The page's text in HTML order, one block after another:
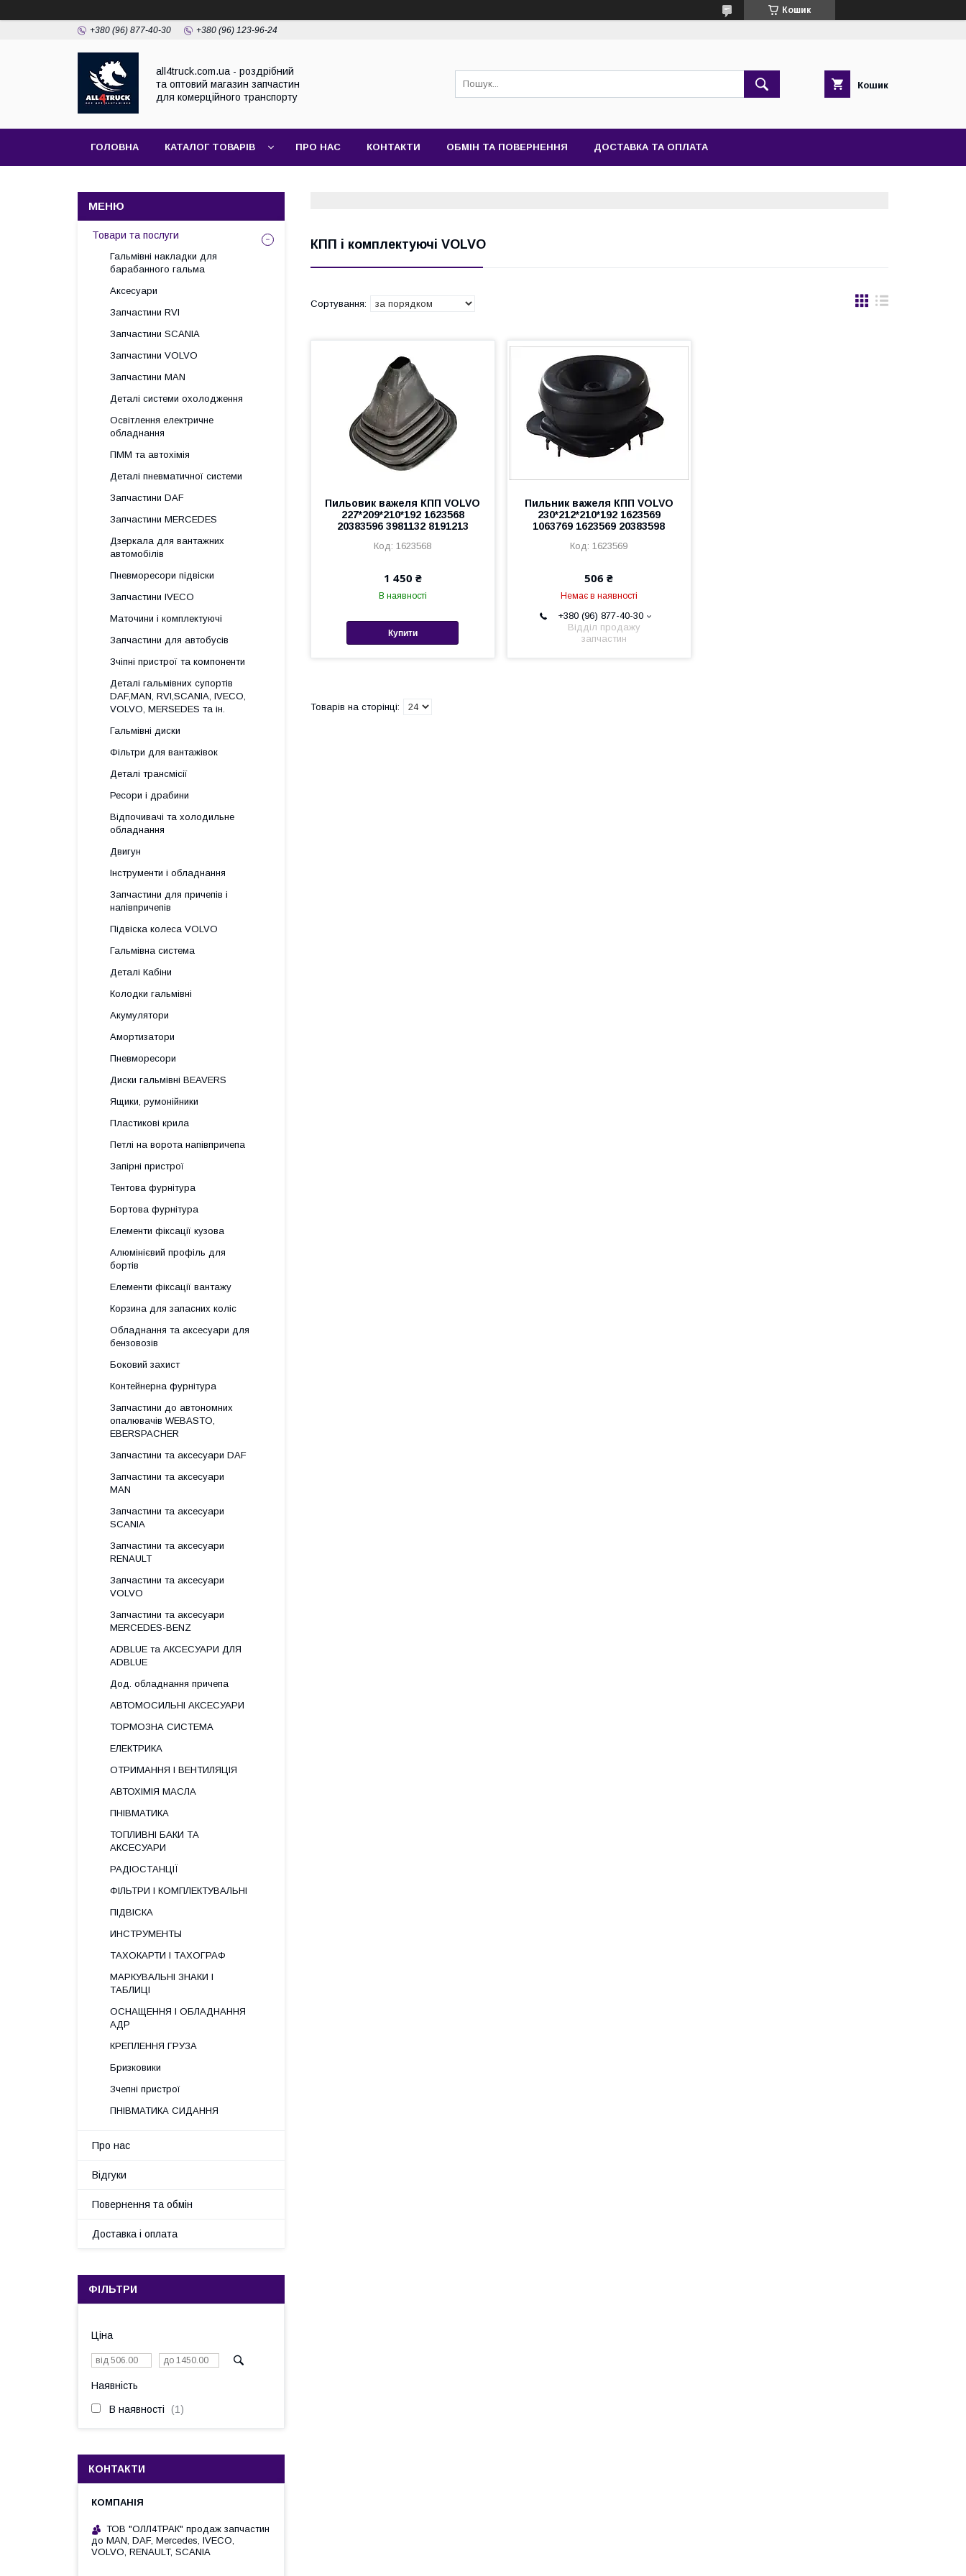
Кошик
+380 (96) 877-40-30 +380 (96) 123-96-24
all4truck.com.ua - роздрібний
та оптовий магазин запчастин
для комерційного транспорту
Кошик
ГОЛОВНА КАТАЛОГ ТОВАРІВ ПРО НАС КОНТАКТИ ОБМІН ТА ПОВЕРНЕННЯ ДОСТАВКА ТА ОПЛАТА
КПП і комплектуючі VOLVO
Пильовик важеля КПП VOLVO
227*209*210*192 1623568
20383596 3981132 8191213
1623568
1 450 ₴
В наявності
Купити
Пильник важеля КПП VOLVO
230*212*210*192 1623569
1063769 1623569 20383598
1623569
506 ₴
Немає в наявності
+380 (96) 877-40-30
Відділ продажу
запчастин
Товари та послуги
Гальмівні накладки для
барабанного гальма
Аксесуари
Запчастини RVI
Запчастини SCANIA
Запчастини VOLVO
Запчастини MAN
Деталі системи охолодження
Освітлення електричне
обладнання
ПММ та автохімія
Деталі пневматичної системи
Запчастини DAF
Запчастини MERCEDES
Дзеркала для вантажних
автомобілів
Пневморесори підвіски
Запчастини IVECO
Маточини і комплектуючі
Запчастини для автобусів
Зчіпні пристрої та компоненти
Деталі гальмівних супортів
DAF,MAN, RVI,SCANIA, IVECO,
VOLVO, MERSEDES та ін.
Гальмівні диски
Фільтри для вантажівок
Деталі трансмісії
Ресори і драбини
Відпочивачі та холодильне
обладнання
Двигун
Інструменти і обладнання
Запчастини для причепів і
напівпричепів
Підвіска колеса VOLVO
Гальмівна система
Деталі Кабіни
Колодки гальмівні
Акумулятори
Амортизатори
Пневморесори
Диски гальмівні BEAVERS
Ящики, румонійники
Пластикові крила
Петлі на ворота напівпричепа
Запірні пристрої
Тентова фурнітура
Бортова фурнітура
Елементи фіксації кузова
Алюмінієвий профіль для
бортів
Елементи фіксації вантажу
Корзина для запасних коліс
Обладнання та аксесуари для
бензовозів
Боковий захист
Контейнерна фурнітура
Запчастини до автономних
опалювачів WEBASTO,
EBERSPACHER
Запчастини та аксесуари DAF
Запчастини та аксесуари
MAN
Запчастини та аксесуари
SCANIA
Запчастини та аксесуари
RENAULT
Запчастини та аксесуари
VOLVO
Запчастини та аксесуари
MERCEDES-BENZ
ADBLUE та АКСЕСУАРИ ДЛЯ
ADBLUE
Дод. обладнання причепа
АВТОМОСИЛЬНІ АКСЕСУАРИ
ТОРМОЗНА СИСТЕМА
ЕЛЕКТРИКА
ОТРИМАННЯ І ВЕНТИЛЯЦІЯ
АВТОХІМІЯ МАСЛА
ПНІВМАТИКА
ТОПЛИВНІ БАКИ ТА
АКСЕСУАРИ
РАДІОСТАНЦІЇ
ФІЛЬТРИ І КОМПЛЕКТУВАЛЬНІ
ПІДВІСКА
ИНСТРУМЕНТЫ
ТАХОКАРТИ І ТАХОГРАФ
МАРКУВАЛЬНІ ЗНАКИ І
ТАБЛИЦІ
ОСНАЩЕННЯ І ОБЛАДНАННЯ
АДР
КРЕПЛЕННЯ ГРУЗА
Бризковики
Зчепні пристрої
ПНІВМАТИКА СИДАННЯ
Про нас
Відгуки
Повернення та обмін
Доставка і оплата
ФІЛЬТРИ
Ціна
Наявність
В наявності 1
КОНТАКТИ
ТОВ "ОЛЛ4ТРАК" продаж запчастин
до MAN, DAF, Mercedes, IVECO,
VOLVO, RENAULT, SCANIA